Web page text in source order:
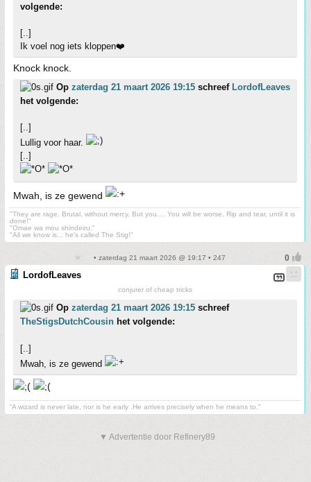
volgende:
[..]
Ik voel nog iets kloppen❤️
Knock knock.
Op zaterdag 21 maart 2026 19:15 schreef LordofLeaves
het volgende:
[..]
Lullig voor haar.
[..]
Mwah, is ze gewend
"They are rage. Brutal, without mercy. But you.... You will be worse. Rip and tear, until it is
done!"
"Omae wa mou shindeiru."
"All we know is... he's called The Stig!"
• zaterdag 21 maart 2026 @ 19:17 • 247
LordofLeaves
conjurer of cheap tricks
Op zaterdag 21 maart 2026 19:15 schreef
TheStigsDutchCousin het volgende:
[..]
Mwah, is ze gewend
“A wizard is never late, nor is he early .He arrives precisely when he means to.”
▼ Advertentie door Refinery89